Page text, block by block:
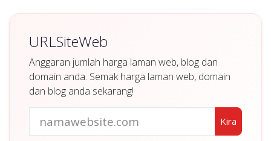
URLSiteWeb
Anggaran jumlah harga laman web, blog dan
domain anda. Semak harga laman web, domain
dan blog anda sekarang!